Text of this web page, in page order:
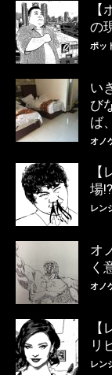
の
ポッ
い
び
ば
オノ
場
レン
オ
く
オノ
リ
レン